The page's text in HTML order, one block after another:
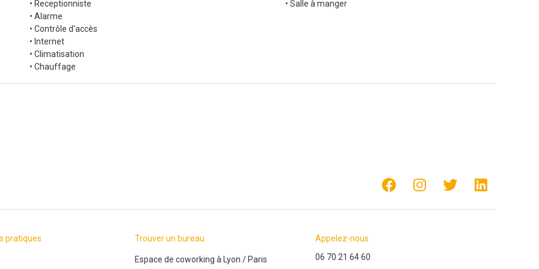
tarif en vigueur
auditorium…
• Receptionniste
• Alarme
• Contrôle d'accès
• Internet
• Climatisation
• Chauffage
• Salle à manger
pratiques Trouver un bureau
Espace de coworking à Lyon /Paris
Appelez-nous
06 70 21 64 60